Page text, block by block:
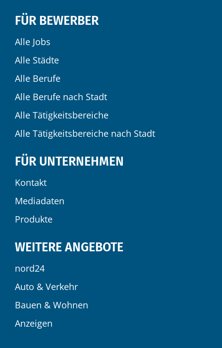
FÜR BEWERBER
Alle Jobs
Alle Städte
Alle Berufe
Alle Berufe nach Stadt
Alle Tätigkeitsbereiche
Alle Tätigkeitsbereiche nach Stadt
FÜR UNTERNEHMEN
Kontakt
Mediadaten
Produkte
WEITERE ANGEBOTE
nord24
Auto & Verkehr
Bauen & Wohnen
Anzeigen